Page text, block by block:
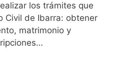
los trámites que
Civil de Ibarra: obtener
matrimonio y